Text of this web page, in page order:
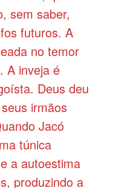
sem saber,
futuros. A
no temor
A inveja é
Deus deu
irmãos
Jacó
túnica
a autoestima
produzindo a